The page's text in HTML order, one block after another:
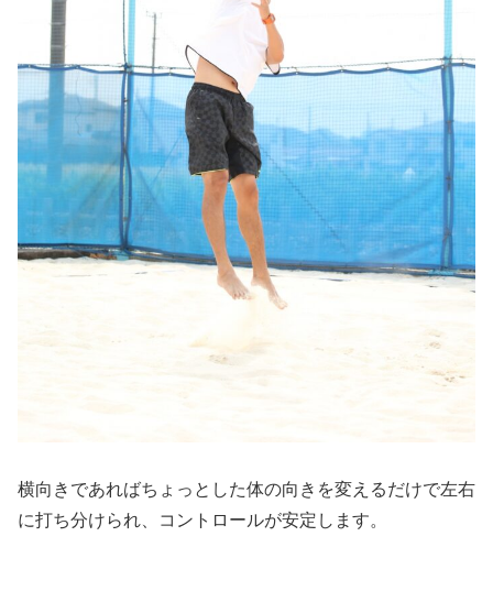
横向きであればちょっとした体の向きを変えるだけで左右
に打ち分けられ、コントロールが安定します。